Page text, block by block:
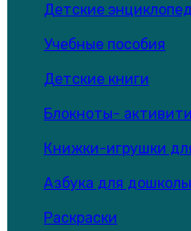
Детские
Учебные пособия
Детские книги
Блокноты-
Книжки-игрушки
Азбука для
Раскраски